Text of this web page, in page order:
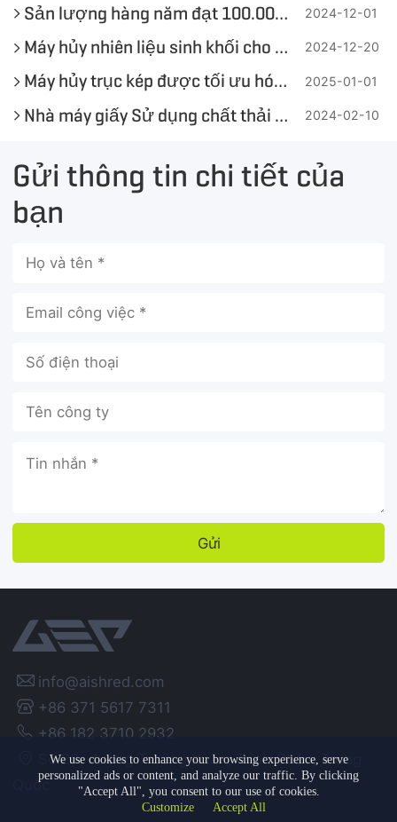
Sản lượng hàng năm đạt 100.000 tấn! Dây chuyền sản xuất RDF từ vải thải khu vực Đồng bằng sông Dương Tử hỗ trợ mục tiêu kép về carbon 2024-12-01
Máy hủy nhiên liệu sinh khối cho các ngành công nghiệp 2024-12-20
Máy hủy trục kép được tối ưu hóa GEP ECOTECH cho rác thải cồng kềnh 2025-01-01
Nhà máy giấy Sử dụng chất thải bột giấy và chất thải nhẹ để làm nhiên liệu thay thế 2024-02-10
Gửi thông tin chi tiết của
bạn
Gửi

info@aishred.com
+86 371 5617 7311
+86 182 3710 2932
Số 23, đường Trường Xuân, Trịnh Châu, Trung
Quốc
We use cookies to enhance your browsing experience, serve
personalized ads or content, and analyze our traffic. By clicking
"Accept All", you consent to our use of cookies.
Customize
Accept All